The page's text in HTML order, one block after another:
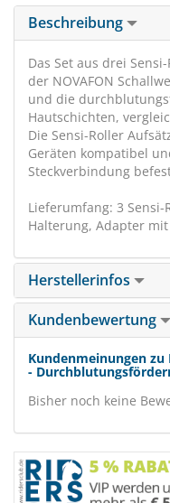
Beschreibung
Das Set aus drei
der NOVAFON
und die
Hautschichten,
Die Sensi-Roller
Geräten kompatibel
Steckverbindung
Lieferumfang: 3
Halterung, Adapter
Herstellerinfos
Kundenbewertung
Kundenmeinungen zu
-
Bisher noch keine